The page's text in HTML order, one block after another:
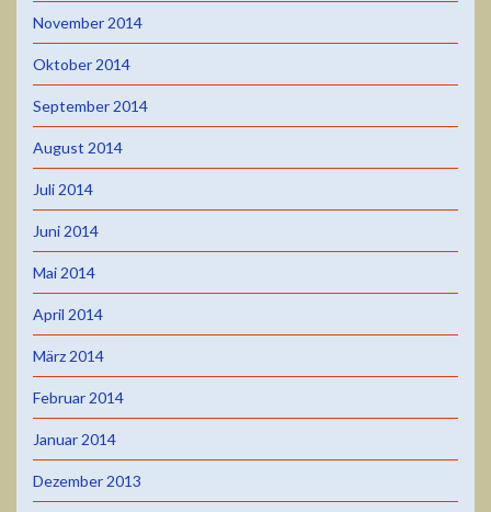
November 2014
Oktober 2014
September 2014
August 2014
Juli 2014
Juni 2014
Mai 2014
April 2014
März 2014
Februar 2014
Januar 2014
Dezember 2013